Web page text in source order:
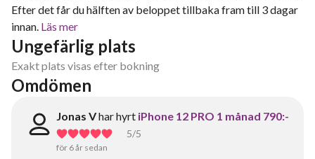
Efter det får du hälften av beloppet tillbaka fram till 3 dagar
innan. Läs mer
Ungefärlig plats
Exakt plats visas efter bokning
Omdömen
Jonas Vhar hyrt iPhone 12 PRO 1 månad 790:-
5/5
för 6 år sedan